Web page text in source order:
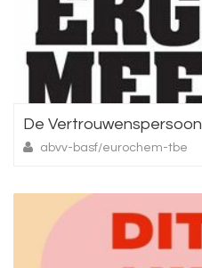
De Vertrouwenspersoon
abvv-basf/eurochem-tbe